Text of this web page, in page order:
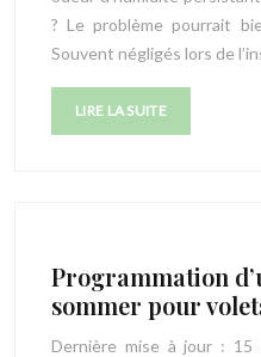
? Le problème pourrait
Souvent négligés lors de
LIRE LA SUITE
Programmation
sommer pour
Dernière mise à jour : 15